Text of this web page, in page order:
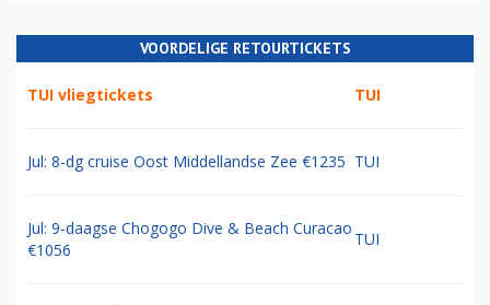
VOORDELIGE RETOURTICKETS
TUI vliegtickets TUI
Jul: 8-dg cruise Oost Middellandse Zee €1235 TUI
Jul: 9-daagse Chogogo Dive & Beach Curacao
€1056
TUI